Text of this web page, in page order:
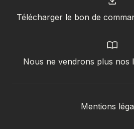
Télécharger le bon de
Nous ne vendrons plus nos
Mentions